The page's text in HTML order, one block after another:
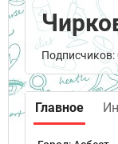
Подписчиков:
Главное